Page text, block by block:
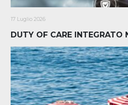
17 Luglio 2026
DUTY OF CARE INTEGRATO